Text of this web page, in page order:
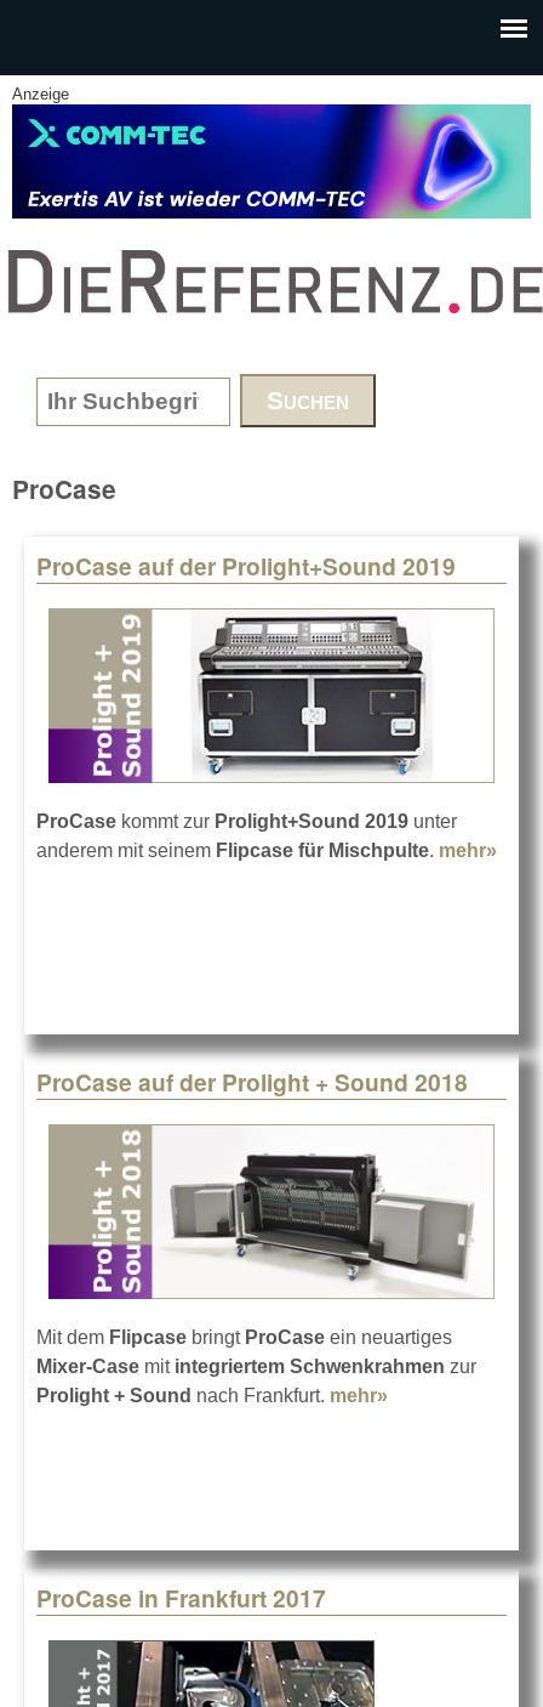
Anzeige
www.DieReferenz.de
Search form
ProCase
ProCase auf der Prolight+Sound 2019
ProCase kommt zur Prolight+Sound 2019 unter
anderem mit seinem Flipcase für Mischpulte. mehr»
ProCase auf der Prolight + Sound 2018
Mit dem Flipcase bringtProCase ein neuartiges
Mixer-Case mitintegriertem Schwenkrahmen zur
Prolight + Sound nach Frankfurt. mehr»
ProCase in Frankfurt 2017